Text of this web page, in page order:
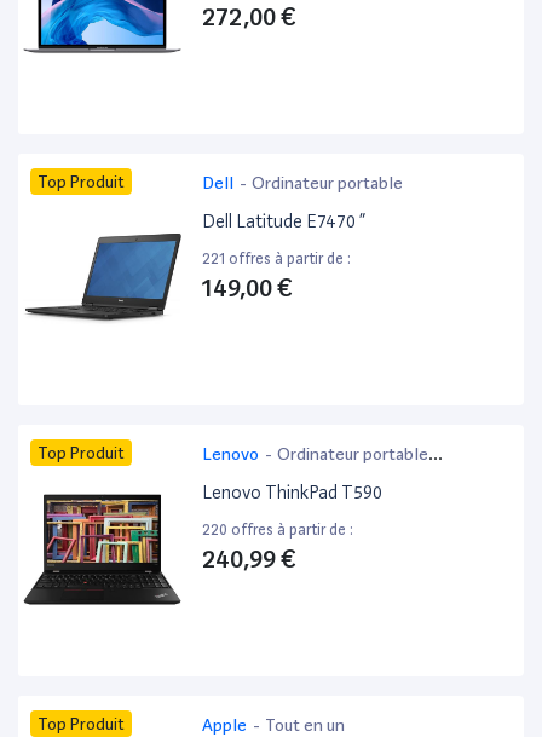
272,00 €
Top Produit Dell - Ordinateur portable
Dell Latitude E7470 ”
221 offres à partir de :
149,00 €
Top Produit Lenovo - Ordinateur portable
bureautique
Lenovo ThinkPad T590
220 offres à partir de :
240,99 €
Top Produit Apple - Tout en un